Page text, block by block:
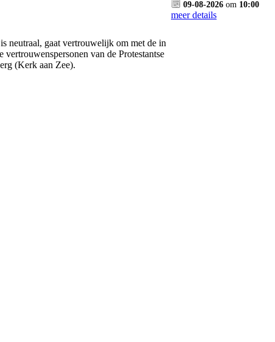
neutraal, gaat vertrouwelijk om met de in
van de Protestantse
(Kerk aan Zee).
09-08-2026 om 10:00
meer details